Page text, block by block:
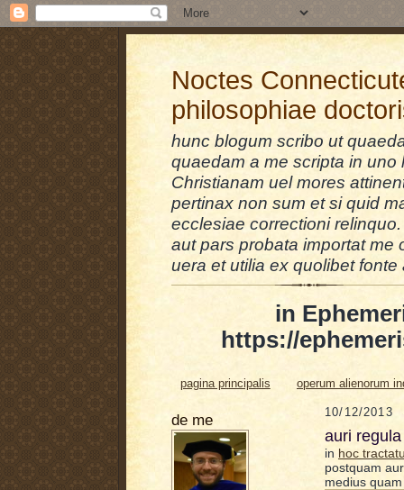
Noctes
philosophiae
hunc blogum scribo ut
quaedam a me scripta in
Christianam uel mores
pertinax non sum et si quid
ecclesiae correctioni
aut pars probata importat me
uera et utilia ex quolibet fonte
in
https://
pagina principalis operum alienorum
de me 10/12/2013
auri
in hoc
postquam
medius